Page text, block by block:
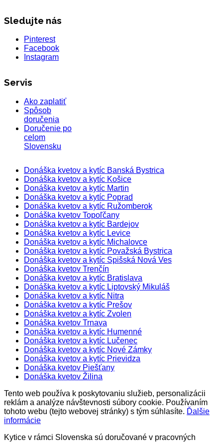
Sledujte nás
Pinterest
Facebook
Instagram
Servis
Ako zaplatiť
Spôsob
doručenia
Doručenie po
celom
Slovensku
Donáška kvetov a kytíc Banská Bystrica
Donáška kvetov a kytíc Košice
Donáška kvetov a kytíc Martin
Donáška kvetov a kytíc Poprad
Donáška kvetov a kytíc Ružomberok
Donáška kvetov Topoľčany
Donáška kvetov a kytíc Bardejov
Donáška kvetov a kytíc Levice
Donáška kvetov a kytíc Michalovce
Donáška kvetov a kytíc Považská Bystrica
Donáška kvetov a kytíc Spišská Nová Ves
Donáška kvetov Trenčín
Donáška kvetov a kytíc Bratislava
Donáška kvetov a kytíc Liptovský Mikuláš
Donáška kvetov a kytíc Nitra
Donáška kvetov a kytíc Prešov
Donáška kvetov a kytíc Zvolen
Donáška kvetov Trnava
Donáška kvetov a kytíc Humenné
Donáška kvetov a kytíc Lučenec
Donáška kvetov a kytíc Nové Zámky
Donáška kvetov a kytíc Prievidza
Donáška kvetov Piešťany
Donáška kvetov Žilina
Tento web používa k poskytovaniu služieb, personalizácii
reklám a analýze návštevnosti súbory cookie. Používaním
tohoto webu (tejto webovej stránky) s tým súhlasíte. Ďalšie
informácie
Kytice v rámci Slovenska sú doručované v pracovných